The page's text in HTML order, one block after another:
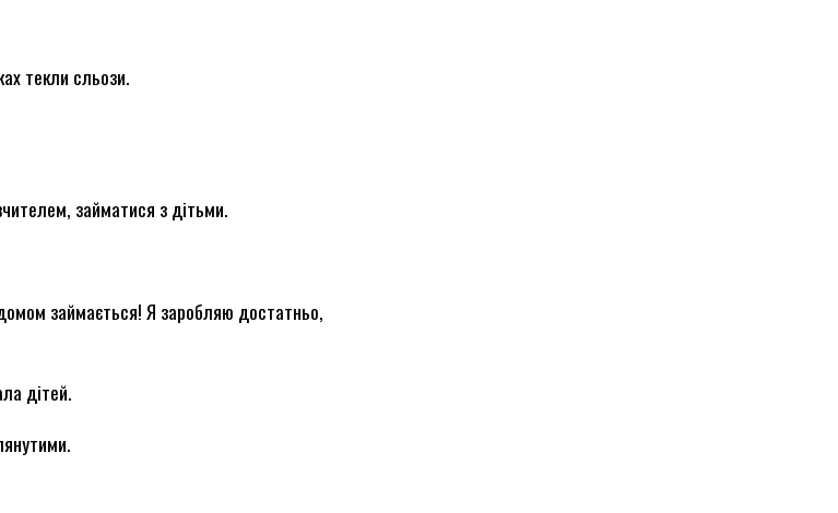
текли сльози.
займатися з дітьми.
займається! Я заробляю достатньо,
дітей.